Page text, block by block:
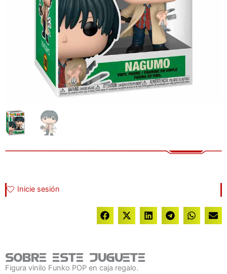
Inicie sesión
Sobre este juguete
Figura vinilo Funko POP en caja regalo.